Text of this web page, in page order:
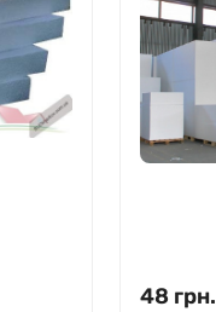
48 грн.